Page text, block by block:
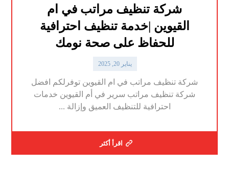
شركة تنظيف مراتب في ام
القيوين |خدمة تنظيف احترافية
للحفاظ على صحة نومك
يناير 20, 2025
شركة تنظيف مراتب في ام القيوين توفرلكم افضل
شركة تنظيف مراتب سرير في أم القيوين خدمات
احترافية للتنظيف العميق وإزالة ...
اقرأ أكثر